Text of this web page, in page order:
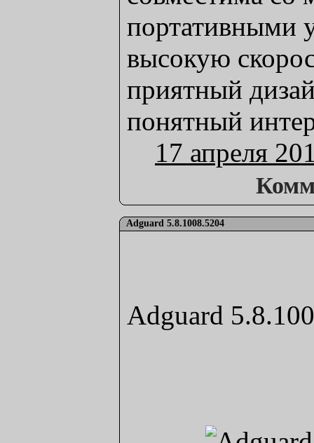
портативными
высокую
приятный
понятный
17 апреля
Adguard 5.8.1008.5204
Adguard